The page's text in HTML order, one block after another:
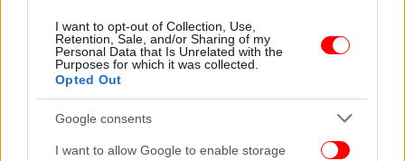
I want to opt-out of Collection, Use,
Retention, Sale, and/or Sharing of my
Personal Data that Is Unrelated with the
Purposes for which it was collected.
Opted Out
Google consents
I want to allow Google to enable storage